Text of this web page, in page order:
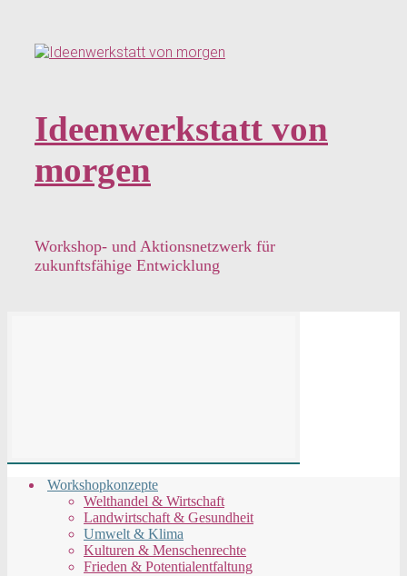
springen
Ideenwerkstatt von
morgen
Workshop- und Aktionsnetzwerk für
zukunftsfähige Entwicklung
Workshopkonzepte
Welthandel & Wirtschaft
Landwirtschaft & Gesundheit
Umwelt & Klima
Kulturen & Menschenrechte
Frieden & Potentialentfaltung